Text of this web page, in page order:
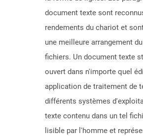
document texte sont
rendements du chariot et
une meilleure arrangement
fichiers. Un document texte
ouvert dans n'importe quel
application de traitement de
différents systèmes
texte contenu dans un tel
lisible par l'homme et